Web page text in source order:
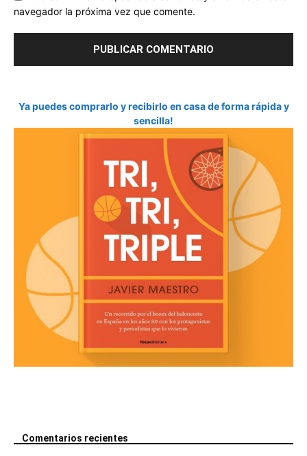
navegador la próxima vez que comente.
Ya puedes comprarlo y recibirlo en casa de forma rápida y
sencilla!
Comentarios recientes